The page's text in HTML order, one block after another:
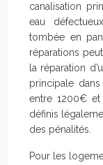
canalisation
eau
tombée en
réparations
la réparation
principale
entre 1200€
définis
des pénalités.
Pour les